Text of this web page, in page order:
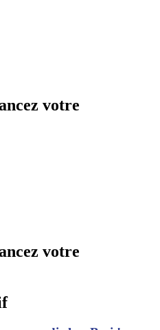
votre
votre